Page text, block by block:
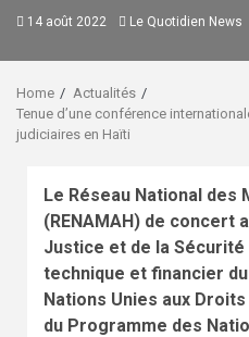
14 août 2022 Le Quotidien News
Home
Actualités
Tenue d’une conférence
judiciaires en Haïti
Le Réseau National des
(RENAMAH) de concert
Justice et de la Sécurité
technique et financier
Nations Unies aux
du Programme des